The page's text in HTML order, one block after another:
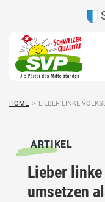
HOME > LIEBER LINKE
ARTIKEL
Lieber
umsetzen